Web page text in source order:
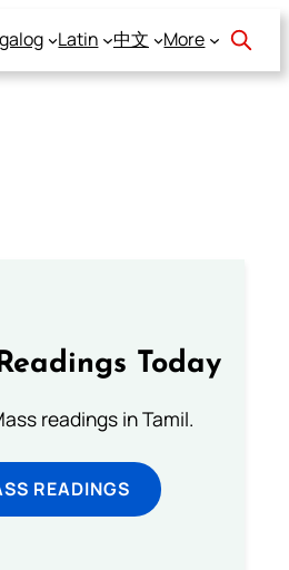
Latin 中文 More
Today
readings in Tamil.
READINGS